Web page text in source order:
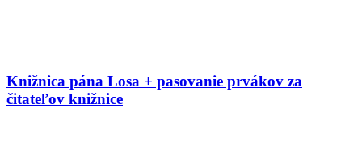
Knižnica pána Losa + pasovanie prvákov za
čitateľov knižnice